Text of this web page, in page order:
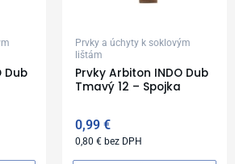
Dub
Prvky a úchyty k soklovým
lištám
Prvky Arbiton INDO Dub
Tmavý 12 – Spojka
0,99€
0,80€ bez DPH